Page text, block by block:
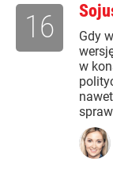
Gdy
w
16